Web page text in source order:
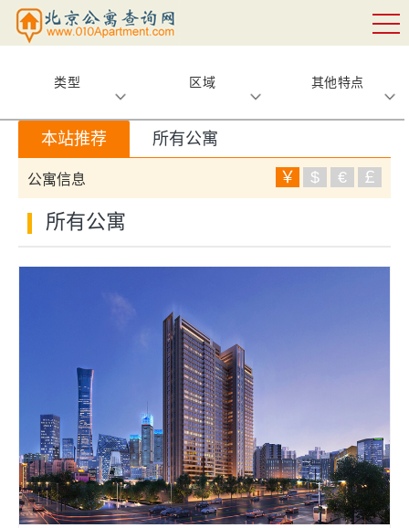
类型 区域 其他特点
本站推荐 所有公寓
公寓信息 ￥ $ € ￡
所有公寓